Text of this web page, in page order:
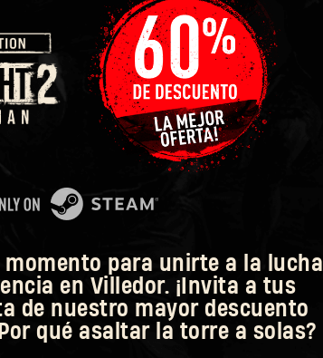
momento para unirte a la lucha
en Villedor. ¡Invita a tus
de nuestro mayor descuento
qué asaltar la torre a solas?